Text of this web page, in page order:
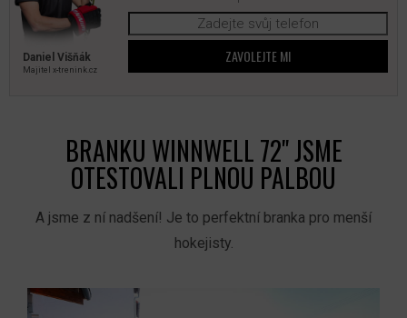
Daniel Višňák
Majitel x‑trenink.cz
ZAVOLEJTE MI
BRANKU WINNWELL 72" JSME
OTESTOVALI PLNOU PALBOU
A jsme z ní nadšení! Je to perfektní branka pro menší
hokejisty.